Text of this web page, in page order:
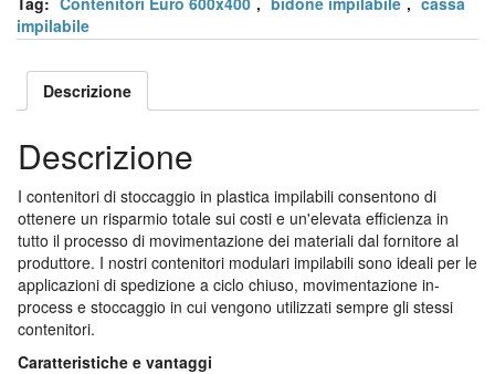
impilabile
Descrizione
Descrizione
I contenitori di stoccaggio in plastica impilabili consentono di
ottenere un risparmio totale sui costi e un'elevata efficienza in
tutto il processo di movimentazione dei materiali dal fornitore al
produttore. I nostri contenitori modulari impilabili sono ideali per le
applicazioni di spedizione a ciclo chiuso, movimentazione in-
process e stoccaggio in cui vengono utilizzati sempre gli stessi
contenitori.
Caratteristiche e vantaggi